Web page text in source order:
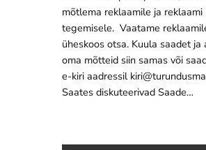
mõtlema reklaamile ja reklaami
tegemisele. Vaatame
üheskoos otsa. Kuula saadet ja
oma mõtteid siin samas või
e-kiri aadressil
Saates diskuteerivad Saade…